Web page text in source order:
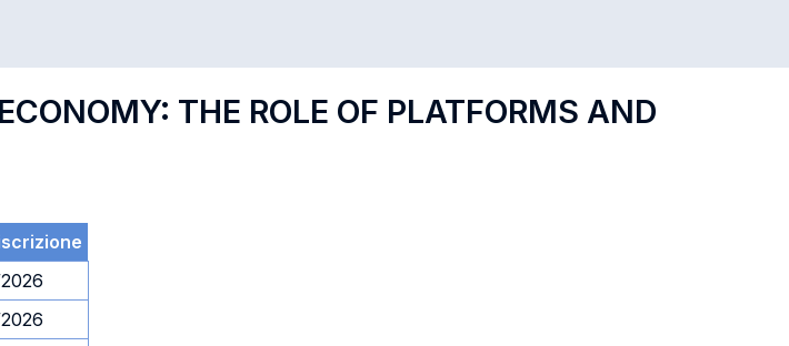
THE ROLE OF PLATFORMS AND